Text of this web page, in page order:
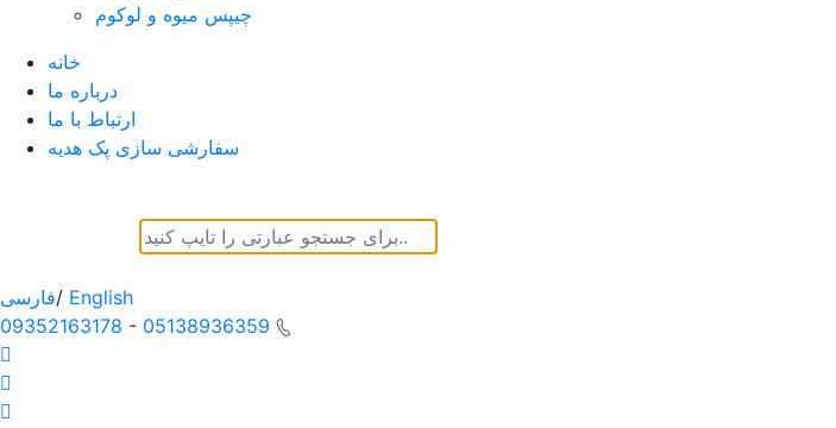
چیپس میوه و لوکوم
خانه
درباره ما
ارتباط با ما
سفارشی سازی پک هدیه
فارسی/ English
09352163178 - 05138936359